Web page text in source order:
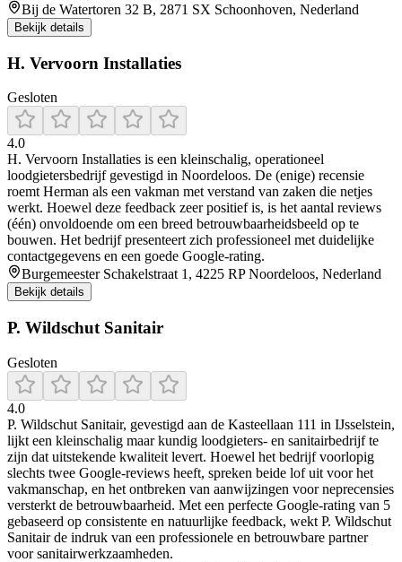
Bij de Watertoren 32 B, 2871 SX Schoonhoven, Nederland
Bekijk details
H. Vervoorn Installaties
Gesloten
4.0
H. Vervoorn Installaties is een kleinschalig, operationeel
loodgietersbedrijf gevestigd in Noordeloos. De (enige) recensie
roemt Herman als een vakman met verstand van zaken die netjes
werkt. Hoewel deze feedback zeer positief is, is het aantal reviews
(één) onvoldoende om een breed betrouwbaarheidsbeeld op te
bouwen. Het bedrijf presenteert zich professioneel met duidelijke
contactgegevens en een goede Google-rating.
Burgemeester Schakelstraat 1, 4225 RP Noordeloos, Nederland
Bekijk details
P. Wildschut Sanitair
Gesloten
4.0
P. Wildschut Sanitair, gevestigd aan de Kasteellaan 111 in IJsselstein,
lijkt een kleinschalig maar kundig loodgieters- en sanitairbedrijf te
zijn dat uitstekende kwaliteit levert. Hoewel het bedrijf voorlopig
slechts twee Google-reviews heeft, spreken beide lof uit voor het
vakmanschap, en het ontbreken van aanwijzingen voor neprecensies
versterkt de betrouwbaarheid. Met een perfecte Google-rating van 5
gebaseerd op consistente en natuurlijke feedback, wekt P. Wildschut
Sanitair de indruk van een professionele en betrouwbare partner
voor sanitairwerkzaamheden.